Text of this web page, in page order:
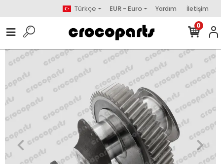
Türkçe EUR - Euro Yardım İletişim
0